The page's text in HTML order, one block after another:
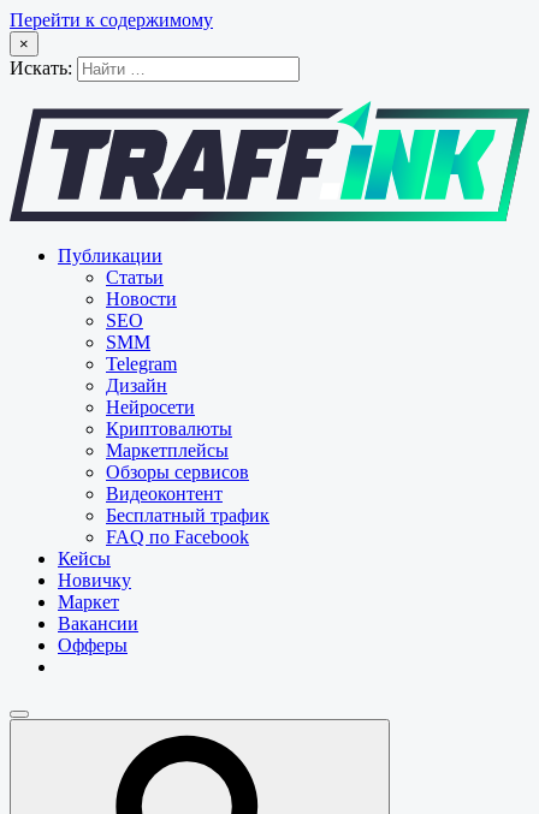
Перейти к содержимому
×
Искать:
Публикации
Статьи
Новости
SEO
SMM
Telegram
Дизайн
Нейросети
Криптовалюты
Маркетплейсы
Обзоры сервисов
Видеоконтент
Бесплатный трафик
FAQ по Facebook
Кейсы
Новичку
Маркет
Вакансии
Офферы